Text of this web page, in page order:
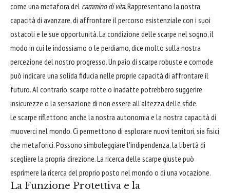
come una metafora del cammino di vita. Rappresentano la nostra
capacità di avanzare, di affrontare il percorso esistenziale con i suoi
ostacoli e le sue opportunità. La condizione delle scarpe nel sogno, il
modo in cui le indossiamo o le perdiamo, dice molto sulla nostra
percezione del nostro progresso. Un paio di scarpe robuste e comode
può indicare una solida fiducia nelle proprie capacità di affrontare il
futuro. Al contrario, scarpe rotte o inadatte potrebbero suggerire
insicurezze o la sensazione di non essere all'altezza delle sfide.
Le scarpe riflettono anche la nostra autonomia e la nostra capacità di
muoverci nel mondo. Ci permettono di esplorare nuovi territori, sia fisici
che metaforici. Possono simboleggiare l'indipendenza, la libertà di
scegliere la propria direzione. La ricerca delle scarpe giuste può
esprimere la ricerca del proprio posto nel mondo o di una vocazione.
La Funzione Protettiva e la